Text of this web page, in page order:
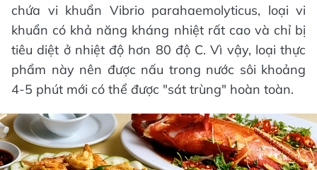
chứa vi khuẩn Vibrio parahaemolyticus, loại vi
khuẩn có khả năng kháng nhiệt rất cao và chỉ bị
tiêu diệt ở nhiệt độ hơn 80 độ C. Vì vậy, loại thực
phẩm này nên được nấu trong nước sôi khoảng
4-5 phút mới có thể được "sát trùng" hoàn toàn.